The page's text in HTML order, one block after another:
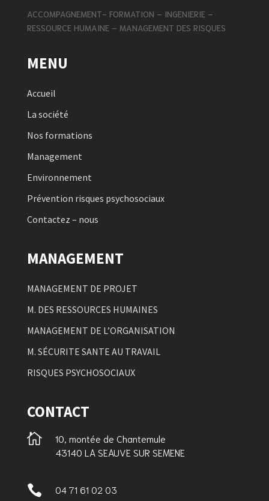
ACCOMPAGNEMENT- FORMATION – INGENIERIE –
RESSOURCE HUMAINE – MANAGEMENT DES RISQUES
MENU
Accueil
La société
Nos formations
Management
Environnement
Prévention risques psychosociaux
Contactez – nous
MANAGEMENT
MANAGEMENT DE PROJET
M. DES RESSOURCES HUMAINES
MANAGEMENT DE L’ORGANISATION
M. SÉCURITE SANTE AU TRAVAIL
RISQUES PSYCHOSOCIAUX
CONTACT

10, montée de Chantemule
43140 LA SEAUVE SUR SEMENE
 04 71 61 02 03